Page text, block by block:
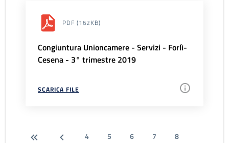
PDF (162KB)
Congiuntura Unioncamere - Servizi - Forlì-
Cesena - 3° trimestre 2019
SCARICA FILE
4 5 6 7
8